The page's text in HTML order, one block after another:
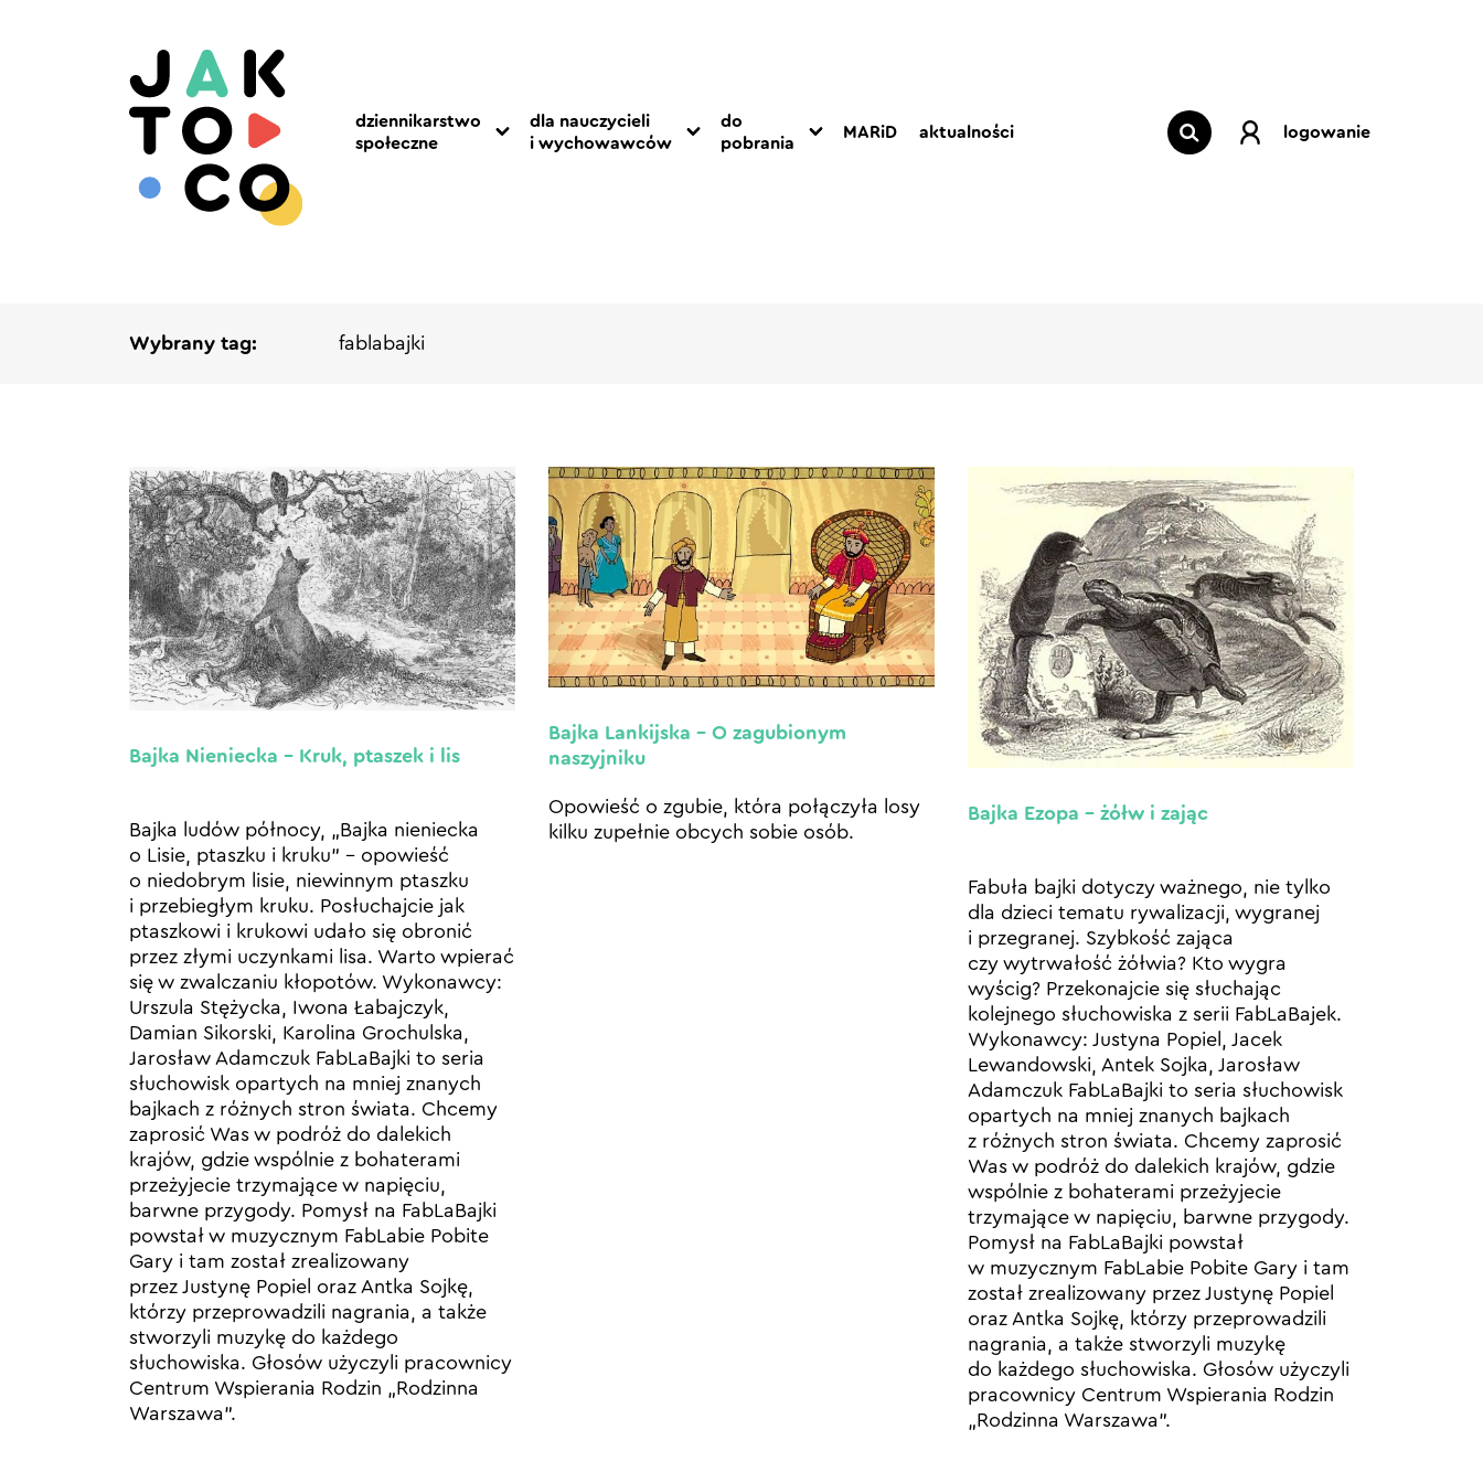
dziennikarstwo
społeczne
dla nauczycieli
i wychowawców
do
pobrania
MARiD aktualności logowanie
Wybrany tag: fablabajki
Bajka Nieniecka – Kruk, ptaszek i lis
Bajka ludów północy, „Bajka nieniecka
o Lisie, ptaszku i kruku” – opowieść
o niedobrym lisie, niewinnym ptaszku
i przebiegłym kruku. Posłuchajcie jak
ptaszkowi i krukowi udało się obronić
przez złymi uczynkami lisa. Warto wpierać
się w zwalczaniu kłopotów. Wykonawcy:
Urszula Stężycka, Iwona Łabajczyk,
Damian Sikorski, Karolina Grochulska,
Jarosław Adamczuk FabLaBajki to seria
słuchowisk opartych na mniej znanych
bajkach z różnych stron świata. Chcemy
zaprosić Was w podróż do dalekich
krajów, gdzie wspólnie z bohaterami
przeżyjecie trzymające w napięciu,
barwne przygody. Pomysł na FabLaBajki
powstał w muzycznym FabLabie Pobite
Gary i tam został zrealizowany
przez Justynę Popiel oraz Antka Sojkę,
którzy przeprowadzili nagrania, a także
stworzyli muzykę do każdego
słuchowiska. Głosów użyczyli pracownicy
Centrum Wspierania Rodzin „Rodzinna
Warszawa”.
Bajka Lankijska – O zagubionym
naszyjniku
Opowieść o zgubie, która połączyła losy
kilku zupełnie obcych sobie osób.
Bajka Ezopa – żółw i zając
Fabuła bajki dotyczy ważnego, nie tylko
dla dzieci tematu rywalizacji, wygranej
i przegranej. Szybkość zająca
czy wytrwałość żółwia? Kto wygra
wyścig? Przekonajcie się słuchając
kolejnego słuchowiska z serii FabLaBajek.
Wykonawcy: Justyna Popiel, Jacek
Lewandowski, Antek Sojka, Jarosław
Adamczuk FabLaBajki to seria słuchowisk
opartych na mniej znanych bajkach
z różnych stron świata. Chcemy zaprosić
Was w podróż do dalekich krajów, gdzie
wspólnie z bohaterami przeżyjecie
trzymające w napięciu, barwne przygody.
Pomysł na FabLaBajki powstał
w muzycznym FabLabie Pobite Gary i tam
został zrealizowany przez Justynę Popiel
oraz Antka Sojkę, którzy przeprowadzili
nagrania, a także stworzyli muzykę
do każdego słuchowiska. Głosów użyczyli
pracownicy Centrum Wspierania Rodzin
„Rodzinna Warszawa”.